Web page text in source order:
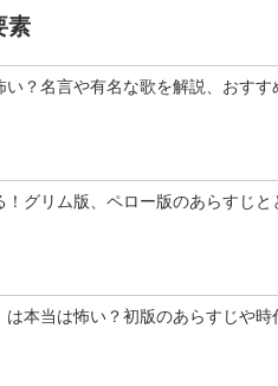
素
い？名言や有名な歌を解説、おすす
！グリム版、ペロー版のあらすじ
本当は怖い？初版のあらすじや時